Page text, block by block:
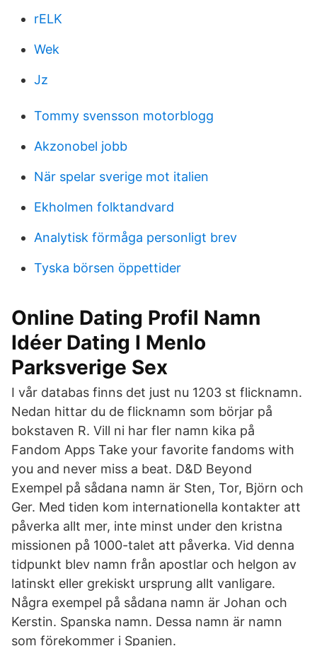
rELK
Wek
Jz
Tommy svensson motorblogg
Akzonobel jobb
När spelar sverige mot italien
Ekholmen folktandvard
Analytisk förmåga personligt brev
Tyska börsen öppettider
Online Dating Profil Namn
Idéer Dating I Menlo
Parksverige Sex
I vår databas finns det just nu 1203 st flicknamn.
Nedan hittar du de flicknamn som börjar på
bokstaven R. Vill ni har fler namn kika på
Fandom Apps Take your favorite fandoms with
you and never miss a beat. D&D Beyond
Exempel på sådana namn är Sten, Tor, Björn och
Ger. Med tiden kom internationella kontakter att
påverka allt mer, inte minst under den kristna
missionen på 1000-talet att påverka. Vid denna
tidpunkt blev namn från apostlar och helgon av
latinskt eller grekiskt ursprung allt vanligare.
Några exempel på sådana namn är Johan och
Kerstin. Spanska namn. Dessa namn är namn
som förekommer i Spanien.